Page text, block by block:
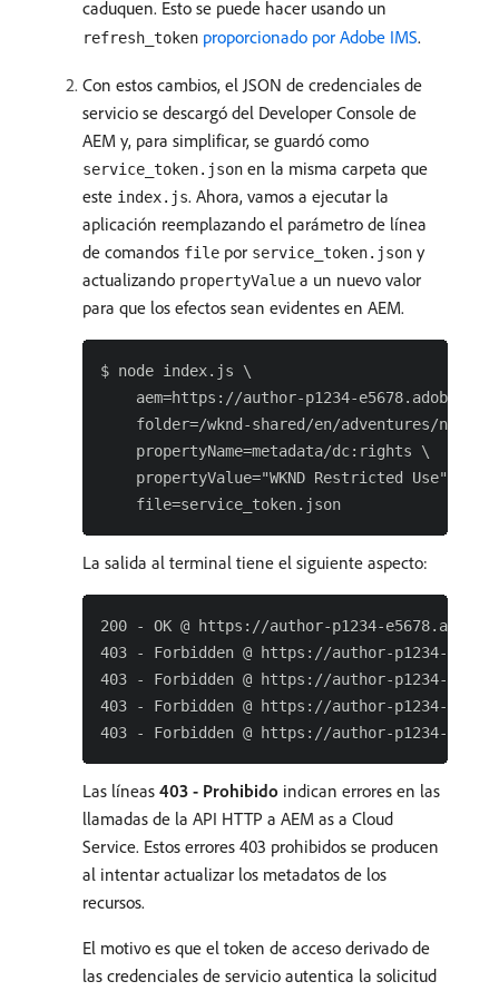
caduquen. Esto se puede hacer usando un
refresh_token proporcionado por Adobe IMS.
Con estos cambios, el JSON de credenciales de
servicio se descargó del Developer Console de
AEM y, para simplificar, se guardó como
service_token.json en la misma carpeta que
este index.js. Ahora, vamos a ejecutar la
aplicación reemplazando el parámetro de línea
de comandos file por service_token.json y
actualizando propertyValue a un nuevo valor
para que los efectos sean evidentes en AEM.
$ node index.js \
aem=https://author-p1234-
folder=/wknd-shared/en/adventures/napa-
    propertyName=metadata/dc:rights \
    propertyValue="WKND Restricted Use" \
La salida al terminal tiene el siguiente aspecto:
200 - OK @ https://author-p1234-
403 - Forbidden @ https://author-p1234-
403 - Forbidden @ https://author-p1234-
403 - Forbidden @ https://author-p1234-
Las líneas 403 - Prohibido indican errores en las
llamadas de la API HTTP a AEM as a Cloud
Service. Estos errores 403 prohibidos se producen
al intentar actualizar los metadatos de los
recursos.
El motivo es que el token de acceso derivado de
las credenciales de servicio autentica la solicitud